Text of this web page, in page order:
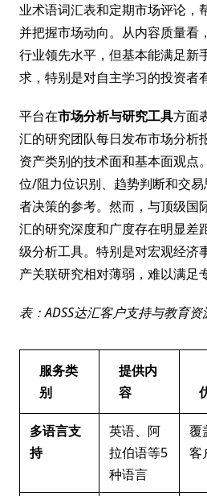
业术语词汇表和定期市场评论，
并把握市场动向。从内容质量看
行业领先水平，但基本能满足新
求，特别是对自主学习的投资者
平台在市场分析与研究工具方面
汇的研究团队每日发布市场分析
资产类别的技术面和基本面观点
位/阻力位识别、趋势判断和交
者决策的参考。然而，与顶级国
汇的研究深度和广度存在明显差
级分析工具。特别是对宏观经济
产关联研究相对薄弱，难以满足
表：ADSS达汇客户支持与教育
服务类
别
提供内
容
多语言支
持
英语、阿
拉伯语等5
种语言
覆
客